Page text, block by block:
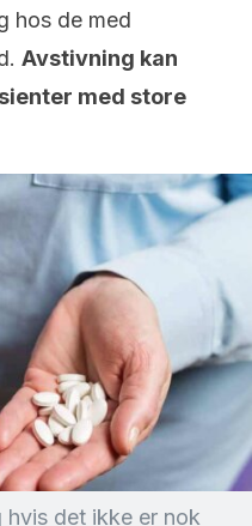
hos de med
Avstivning kan
med store
hvis det ikke er nok